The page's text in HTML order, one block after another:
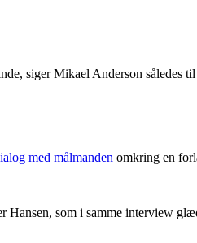
siger Mikael Anderson således til
med målmanden omkring en
Hansen, som i samme interview